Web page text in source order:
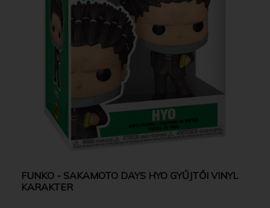
FUNKO - SAKAMOTO DAYS HYO GYŰJTŐI VINYL
KARAKTER